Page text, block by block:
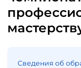
Сведения об